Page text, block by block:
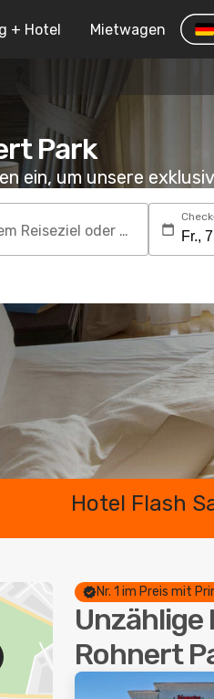
+ Hotel Mietwagen
Park
ein, um unsere
Suchen Sie nach einem Reiseziel oder Hotel
Hotel Flash
Nr. 1 im Preis mit
Rohnert